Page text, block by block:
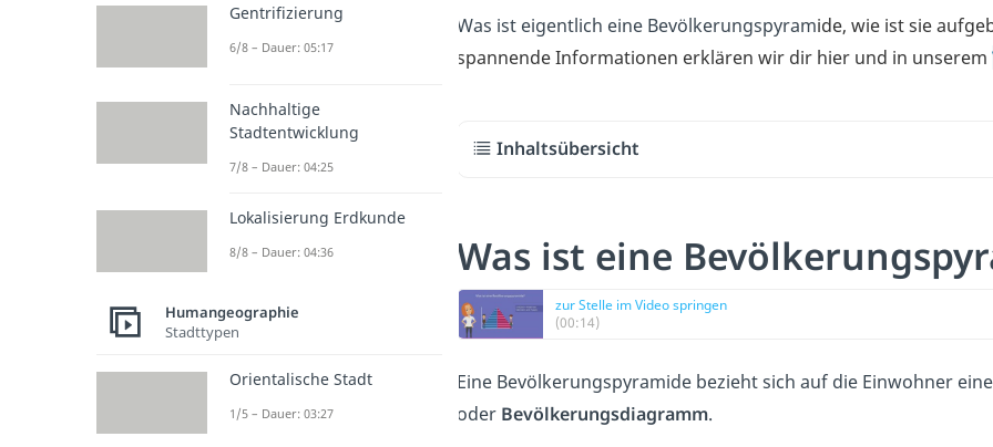
Was ist eigentlich eine Bevölkerungspyramide, wie ist sie
spannende Informationen erklären wir dir hier und in unserem
Inhaltsübersicht
Was ist eine
zur Stelle im Video springen
(00:14)
Eine Bevölkerungspyramide bezieht sich auf die Einwohner
oder Bevölkerungsdiagramm.
Gentrifizierung
6/8 – Dauer: 05:17
Nachhaltige
Stadtentwicklung
7/8 – Dauer: 04:25
Lokalisierung Erdkunde
8/8 – Dauer: 04:36
Humangeographie
Stadttypen
Orientalische Stadt
1/5 – Dauer: 03:27